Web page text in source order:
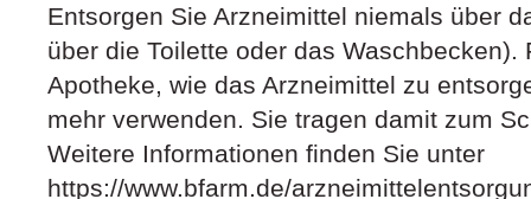
Entsorgen Sie Arzneimittel niemals über
über die Toilette oder das Waschbecken).
Apotheke, wie das Arzneimittel zu
mehr verwenden. Sie tragen damit zum
Weitere Informationen finden Sie unter
https://www.bfarm.de/